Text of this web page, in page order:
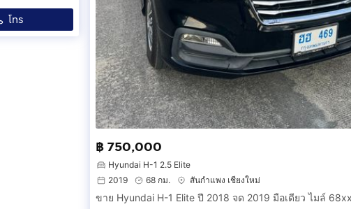
โทร
฿ 750,000
Hyundai H-1 2.5 Elite
2019
68 กม. สันกำแพง เชียงใหม่